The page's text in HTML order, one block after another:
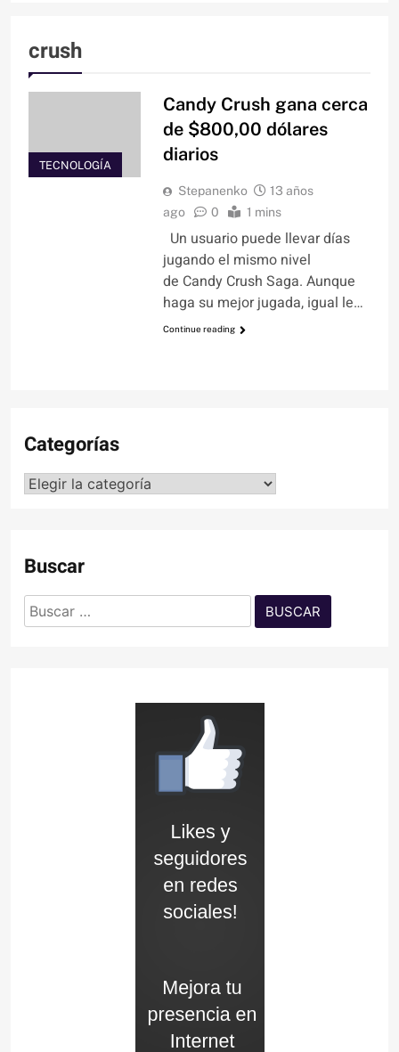
crush
TECNOLOGÍA
Candy Crush gana cerca
de $800,00 dólares
diarios
Stepanenko
13 años
ago
0 1 mins
Un usuario puede llevar días
jugando el mismo nivel
de Candy Crush Saga. Aunque
haga su mejor jugada, igual le…
Continue reading
Categorías
Categorías
Buscar
Buscar: